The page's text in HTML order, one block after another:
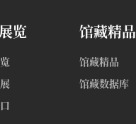
览 馆藏精品
馆藏精品
馆藏数据库